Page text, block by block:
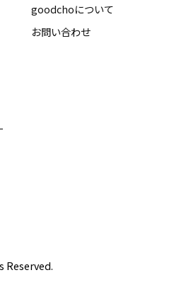
goodchoについて
お問い合わせ
Reserved.